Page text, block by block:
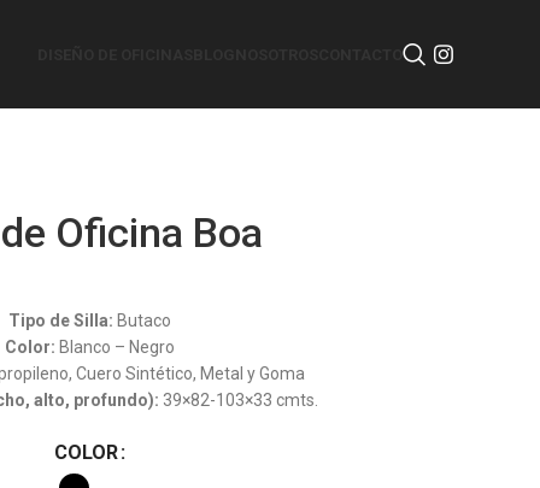
Oficina Boa
Tipo de Silla: Butaco
Color: Blanco – Negro
Cuero Sintético, Metal y Goma
alto, profundo): 39×82-103×33 cmts.
COLOR